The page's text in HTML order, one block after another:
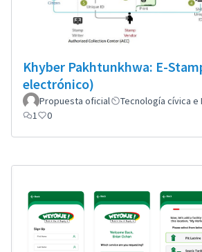
Khyber Pakhtunkhwa: E-
electrónico)
Propuesta oficial
Tecnología cívica
1
0